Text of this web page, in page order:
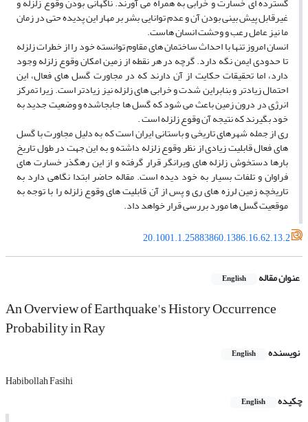
غیرقابل پیش بینى بودن آن و عدم توانایى بشر بر مهار این پدیده حتى در زمان
ما نیز عامل رعب و وحشت انسان هاست.
انسان امروز تنها با احداث ساختمان هاى مقاوم توانسته خود را از خطرات زلزله
تا حدودى ایمن نگه دارد. گرچه در هر نقطه از زمین امکان وقوع زلزله وجود
دارد، اما تحقیقات حکایت از آن دارند که در مجاورت گسل هاى فعال، این
احتمال زیادتر و بنابراین شدت و خرابی هاى زلزله نیز زیادتر است. زیرا تمرکز
انرژى در درون زمین باعث مى‏ شود که گسل ‏ها جابجاشده و وضعیت جدید به
خود بگیرند که نتیجه آن وقوع زلزله است .
رى از جمله شهرهاى تاریخى و باستانى ایران است که به دلیل مجاورت با گسل
هاى فعال قابلیت زیادى از نظر وقوع زلزله داشته و به این جهت در طول تاریخ
بارها دستخوش زلزله‏ هاى ویرانگر قرار گرفته و از این رهگذر خسارت هاى
فراوان و تلفات بسیار به خود دیده است. مقاله حاضر ابتدا نگاهى دارد به
تاریخچه زمین لرزه‏ هاى رى و پس از آن قابلیت‏ هاى وقوع زلزله را با توجه به
موقعیت گسل ‏ها مورد بررسى قرار خواهد داد.
20.1001.1.25883860.1386.16.62.13.2
عنوان مقاله English
An Overview of Earthquake's History Occurrence
Probability in Ray
نویسنده English
Habibollah Fasihi
چکیده
English